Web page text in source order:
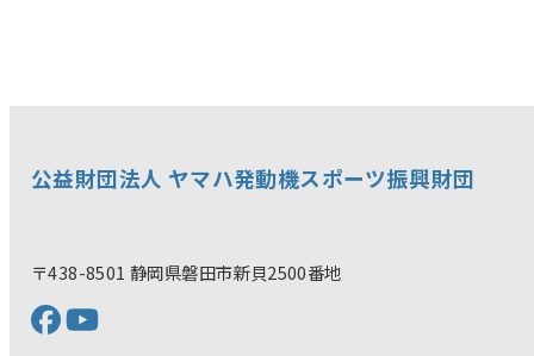
公益財団法人 ヤマハ発動機スポーツ振興財団
〒438-8501 静岡県磐田市新貝2500番地